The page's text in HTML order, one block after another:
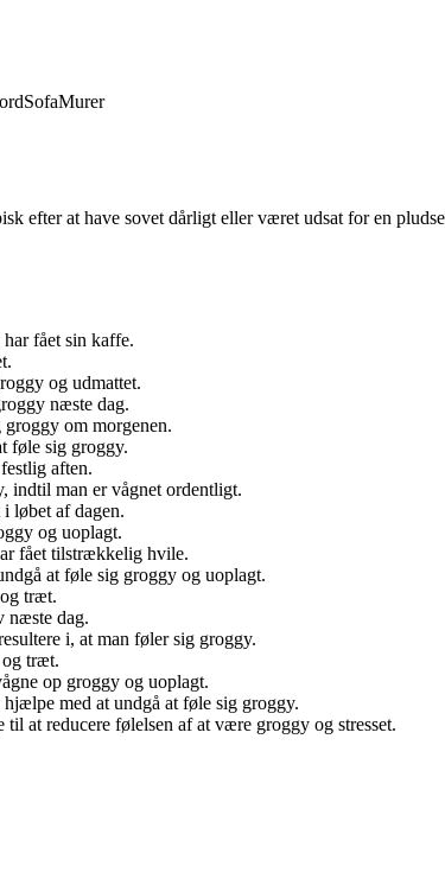
SofaMurer
efter at have sovet dårligt eller været udsat for en
fået sin kaffe.
og udmattet.
næste dag.
om morgenen.
føle sig groggy.
aften.
indtil man er vågnet ordentligt.
løbet af dagen.
og uoplagt.
fået tilstrækkelig hvile.
at føle sig groggy og uoplagt.
træt.
næste dag.
i, at man føler sig groggy.
og træt.
op groggy og uoplagt.
med at undgå at føle sig groggy.
at reducere følelsen af at være groggy og stresset.